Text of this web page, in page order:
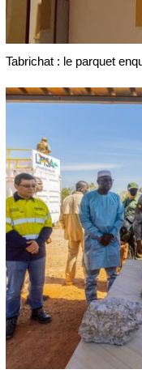
Tabrichat : le parquet